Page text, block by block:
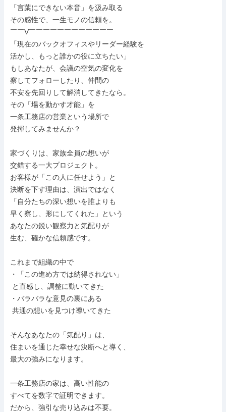
「言葉にできない本音」を汲み取る
その感性で、一生モノの信頼を。
￣￣V￣￣￣￣￣￣￣￣￣￣￣￣
「現在のバックオフィスやリーダー経験を
活かし、もっと誰かの役に立ちたい」
もしあなたが、会議の空気の変化を
察してフォローしたり、仲間の
不安を先回りして解消してきたなら。
その「場を動かす才能」を
一条工務店の営業という場所で
発揮してみませんか？
家づくりは、家族全員の想いが
交錯する一大プロジェクト。
お客様が「この人に任せよう」と
決断を下す理由は、演出ではなく
「自分たちの深い想いを誰よりも
早く察し、形にしてくれた」という
あなたの鋭い観察力と気配りが
生む、確かな信頼感です。
これまで組織の中で
・「この進め方では納得されない」
・バラバラな意見の裏にある
そんなあなたの「気配り」は、
住まいを通じた幸せな決断へと導く、
最大の強みになります。
一条工務店の家は、高い性能の
すべてを数字で証明できます。
だから、強引な売り込みは不要。